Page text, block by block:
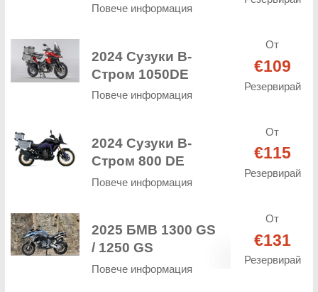
Повече информация
2024 Сузуки В-
Стром 1050DE
Повече информация
От
€109
Резервирай
2024 Сузуки В-
Стром 800 DE
Повече информация
От
€115
Резервирай
2025 БМВ 1300 GS
/ 1250 GS
Повече информация
От
€131
Резервирай